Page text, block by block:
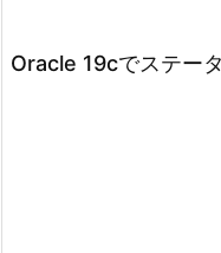
Oracle 19cでステー